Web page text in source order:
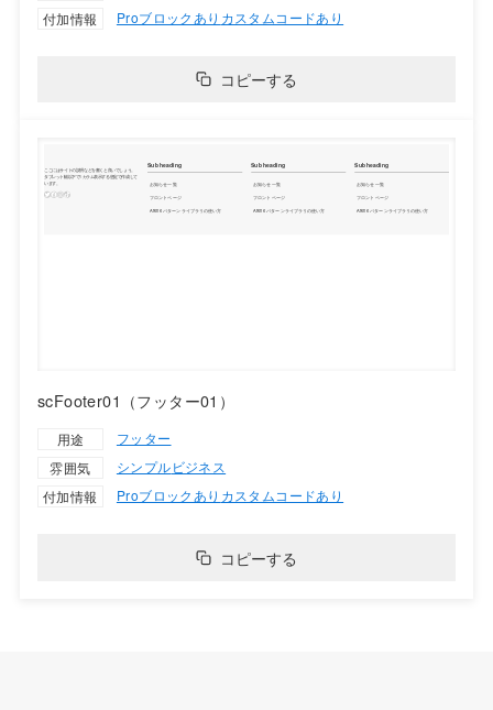
付加情報
Proブロックあり カスタムコードあり
コピーする
scFooter01（フッター01）
用途
フッター
雰囲気
シンプルビジネス
付加情報
Proブロックあり カスタムコードあり
コピーする